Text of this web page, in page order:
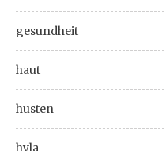
gesundheit
haut
husten
hyla